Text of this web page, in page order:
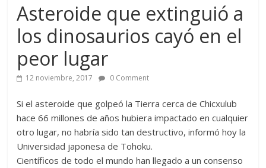
Asteroide que extinguió a
los dinosaurios cayó en el
peor lugar
12 noviembre, 2017 0 Comment
Si el asteroide que golpeó la Tierra cerca de Chicxulub
hace 66 millones de años hubiera impactado en cualquier
otro lugar, no habría sido tan destructivo, informó hoy la
Universidad japonesa de Tohoku.
Científicos de todo el mundo han llegado a un consenso